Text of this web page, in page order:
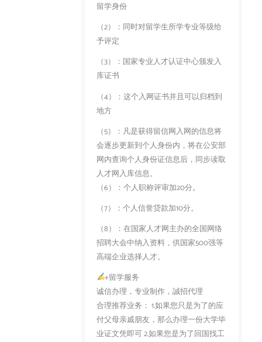
留学身份
（2）：同时对留学生所学专业等级给
予评定
（3）：国家专业人才认证中心颁发入
库证书
（4）：这个入网证书并且可以归档到
地方
（5）：凡是获得留信网入网的信息将
会逐步更新到个人身份内，将在公安部
网内查询个人身份证信息后，同步读取
人才网入库信息。
（6）：个人职称评审加20分。
（7）：个人信誉贷款加10分。
（8）：在国家人才网主办的全国网络
招聘大会中纳入资料，供国家500强等
高端企业选择人才。
+留学服务
诚信办理，专业制作，誠招代理
合理推荐业务： 1.如果您只是为了的应
付父母亲戚朋友，那么办理一份大学毕
业证文凭即可 2.如果您是为了回国找工